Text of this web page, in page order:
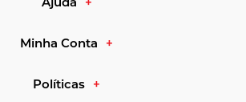
Minha Conta
Políticas